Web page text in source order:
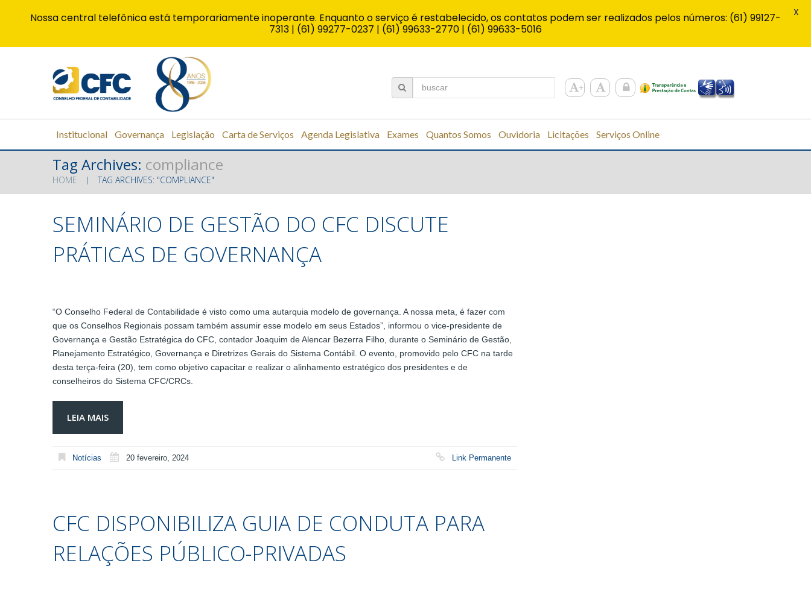
Institucional Governança Legislação Carta de Serviços Agenda Legislativa Exames Quantos Somos Ouvidoria Licitações Serviços Online
Tag Archives: compliance
HOME TAG ARCHIVES: "COMPLIANCE"
SEMINÁRIO DE GESTÃO DO CFC DISCUTE
PRÁTICAS DE GOVERNANÇA
“O Conselho Federal de Contabilidade é visto como uma autarquia modelo de governança. A nossa meta, é fazer com
que os Conselhos Regionais possam também assumir esse modelo em seus Estados”, informou o vice-presidente de
Governança e Gestão Estratégica do CFC, contador Joaquim de Alencar Bezerra Filho, durante o Seminário de Gestão,
Planejamento Estratégico, Governança e Diretrizes Gerais do Sistema Contábil. O evento, promovido pelo CFC na tarde
desta terça-feira (20), tem como objetivo capacitar e realizar o alinhamento estratégico dos presidentes e de
conselheiros do Sistema CFC/CRCs.
LEIA MAIS
Notícias 20 fevereiro, 2024 Link Permanente
CFC DISPONIBILIZA GUIA DE CONDUTA PARA
RELAÇÕES PÚBLICO-PRIVADAS
Nossa central telefônica está temporariamente inoperante. Enquanto o serviço é restabelecido, os contatos podem ser realizados pelos números: (61) 99127-
7313 | (61) 99277-0237 | (61) 99633-2770 | (61) 99633-5016
X